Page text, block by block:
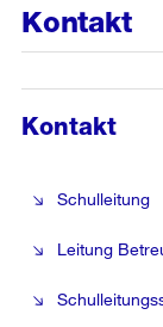
Kontakt
Kontakt
Schulleitung
Leitung